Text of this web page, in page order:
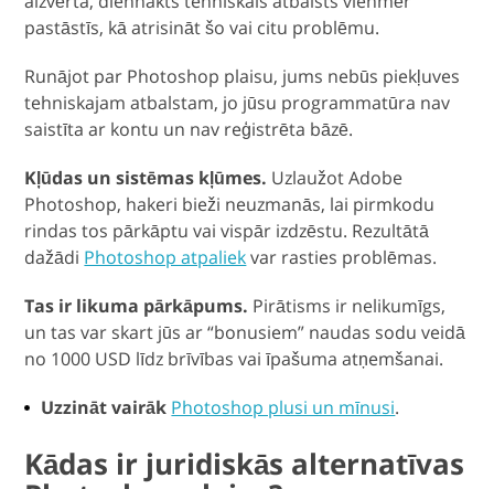
pastāstīs, kā atrisināt šo vai citu problēmu.
Runājot par Photoshop plaisu, jums nebūs piekļuves
tehniskajam atbalstam, jo jūsu programmatūra nav
saistīta ar kontu un nav reģistrēta bāzē.
Kļūdas un sistēmas kļūmes. Uzlaužot Adobe
Photoshop, hakeri bieži neuzmanās, lai pirmkodu
rindas tos pārkāptu vai vispār izdzēstu. Rezultātā
dažādi Photoshop atpaliekvar rasties problēmas.
Tas ir likuma pārkāpums. Pirātisms ir nelikumīgs,
un tas var skart jūs ar “bonusiem” naudas sodu veidā
no 1000 USD līdz brīvības vai īpašuma atņemšanai.
Uzzināt vairāk Photoshop plusi un mīnusi.
Kādas ir juridiskās alternatīvas